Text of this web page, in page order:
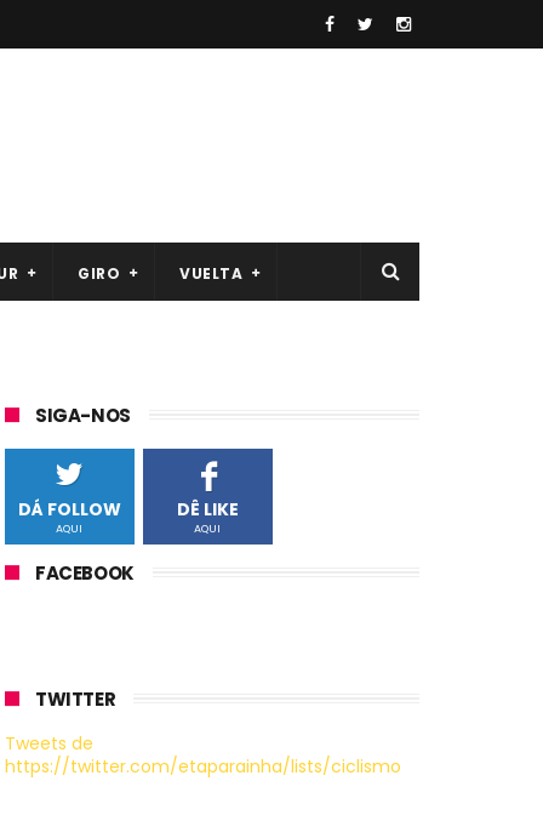
GIRO VUELTA
SIGA-NOS
DÁ FOLLOW
AQUI
DÊ LIKE
AQUI
FACEBOOK
TWITTER
Tweets de
https://twitter.com/etaparainha/lists/ciclismo